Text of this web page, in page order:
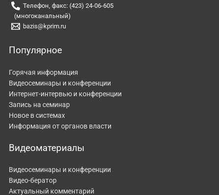
Телефон, факс: (423) 24-06-605
(многоканальный)
bazis@kprim.ru
Популярное
Горячая информация
Видеосеминары и конференции
Интернет-интервью и конференции
Запись на семинар
Новое в системах
Информация от органов власти
Видеоматериалы
Видеосеминары и конференции
Видео-бератор
Актуальный комментарий